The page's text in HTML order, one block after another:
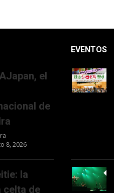
el
de
8, 2026
la
celta de
EVENTOS